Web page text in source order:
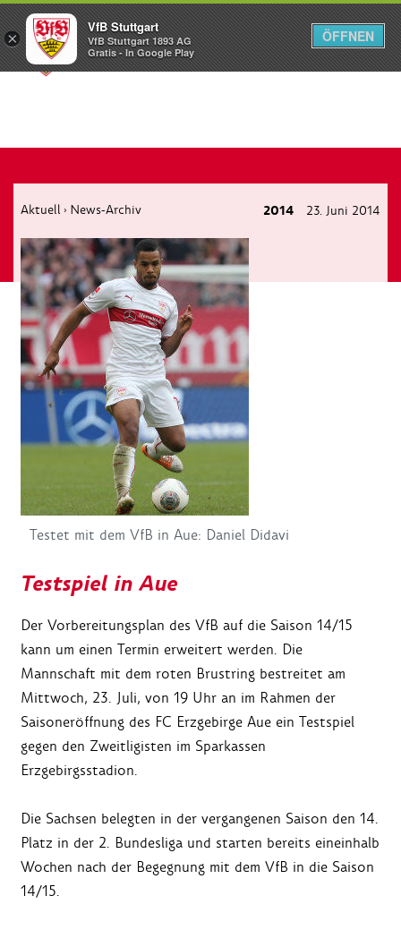
Menü
Aktuell › News-Archiv 2014 23. Juni 2014
Testet mit dem VfB in Aue: Daniel Didavi
Testspiel in Aue
Der Vorbereitungsplan des VfB auf die Saison 14/15
kann um einen Termin erweitert werden. Die
Mannschaft mit dem roten Brustring bestreitet am
Mittwoch, 23. Juli, von 19 Uhr an im Rahmen der
Saisoneröffnung des FC Erzgebirge Aue ein Testspiel
gegen den Zweitligisten im Sparkassen
Erzgebirgsstadion.
Die Sachsen belegten in der vergangenen Saison den 14.
Platz in der 2. Bundesliga und starten bereits eineinhalb
Wochen nach der Begegnung mit dem VfB in die Saison
14/15.
×
VfB Stuttgart
VfB Stuttgart 1893 AG
Gratis - In Google Play
ÖFFNEN